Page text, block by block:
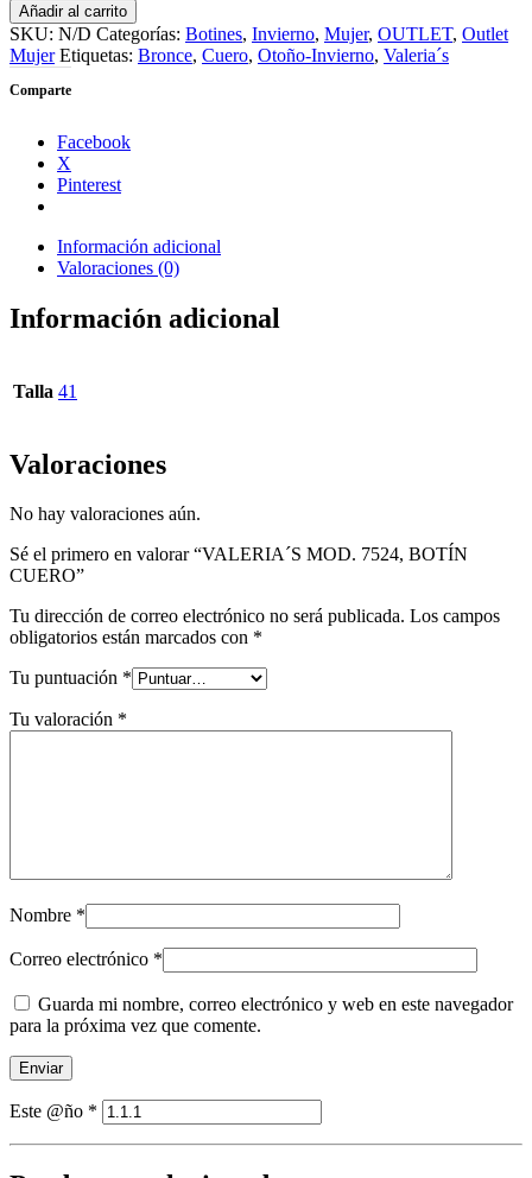
Añadir al carrito
SKU: N/D Categorías: Botines, Invierno, Mujer, OUTLET, Outlet
Mujer Etiquetas: Bronce, Cuero, Otoño-Invierno, Valeria´s
Comparte
Facebook
X
Pinterest
Información adicional
Valoraciones (0)
Información adicional
Talla 41
Valoraciones
No hay valoraciones aún.
Sé el primero en valorar “VALERIA´S MOD. 7524, BOTÍN
CUERO”
Tu dirección de correo electrónico no será publicada. Los campos
obligatorios están marcados con *
Tu puntuación *
Tu valoración *
Nombre *
Correo electrónico *
Guarda mi nombre, correo electrónico y web en este navegador
para la próxima vez que comente.
Este @ño *